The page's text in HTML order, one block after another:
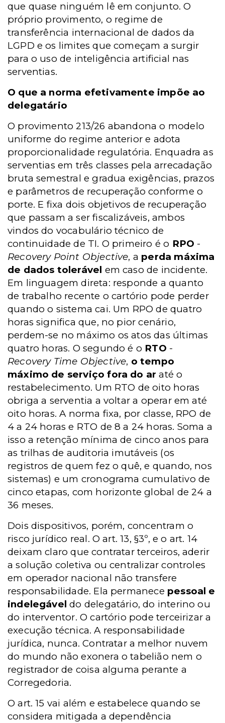
que quase ninguém lê em conjunto. O
próprio provimento, o regime de
transferência internacional de dados da
LGPD e os limites que começam a surgir
para o uso de inteligência artificial nas
serventias.
O que a norma efetivamente impõe ao
delegatário
O provimento 213/26 abandona o modelo
uniforme do regime anterior e adota
proporcionalidade regulatória. Enquadra as
serventias em três classes pela arrecadação
bruta semestral e gradua exigências, prazos
e parâmetros de recuperação conforme o
porte. E fixa dois objetivos de recuperação
que passam a ser fiscalizáveis, ambos
vindos do vocabulário técnico de
continuidade de TI. O primeiro é o RPO -
Recovery Point Objective, a perda máxima
de dados tolerável em caso de incidente.
Em linguagem direta: responde a quanto
de trabalho recente o cartório pode perder
quando o sistema cai. Um RPO de quatro
horas significa que, no pior cenário,
perdem-se no máximo os atos das últimas
quatro horas. O segundo é o RTO -
Recovery Time Objective, o tempo
máximo de serviço fora do ar até o
restabelecimento. Um RTO de oito horas
obriga a serventia a voltar a operar em até
oito horas. A norma fixa, por classe, RPO de
4 a 24 horas e RTO de 8 a 24 horas. Soma a
isso a retenção mínima de cinco anos para
as trilhas de auditoria imutáveis (os
registros de quem fez o quê, e quando, nos
sistemas) e um cronograma cumulativo de
cinco etapas, com horizonte global de 24 a
36 meses.
Dois dispositivos, porém, concentram o
risco jurídico real. O art. 13, §3º, e o art. 14
deixam claro que contratar terceiros, aderir
a solução coletiva ou centralizar controles
em operador nacional não transfere
responsabilidade. Ela permanece pessoal e
indelegável do delegatário, do interino ou
do interventor. O cartório pode terceirizar a
execução técnica. A responsabilidade
jurídica, nunca. Contratar a melhor nuvem
do mundo não exonera o tabelião nem o
registrador de coisa alguma perante a
Corregedoria.
O art. 15 vai além e estabelece quando se
considera mitigada a dependência